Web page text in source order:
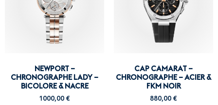
NEWPORT –
CHRONOGRAPHE LADY –
BICOLORE & NACRE
1000,00 €
CAP CAMARAT –
CHRONOGRAPHE – ACIER &
FKM NOIR
880,00 €